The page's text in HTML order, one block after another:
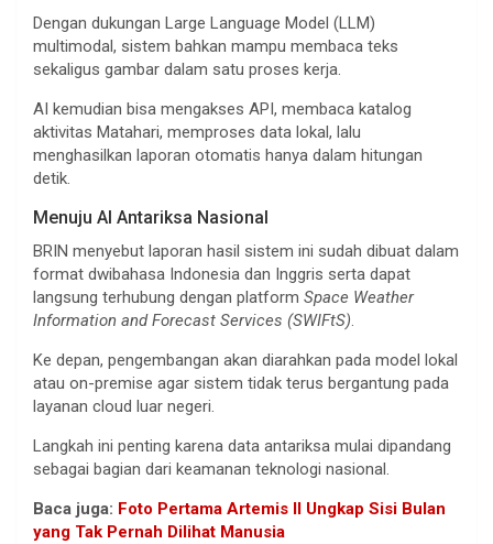
Dengan dukungan Large Language Model (LLM)
multimodal, sistem bahkan mampu membaca teks
sekaligus gambar dalam satu proses kerja.
AI kemudian bisa mengakses API, membaca katalog
aktivitas Matahari, memproses data lokal, lalu
menghasilkan laporan otomatis hanya dalam hitungan
detik.
Menuju AI Antariksa Nasional
BRIN menyebut laporan hasil sistem ini sudah dibuat dalam
format dwibahasa Indonesia dan Inggris serta dapat
langsung terhubung dengan platform Space Weather
Information and Forecast Services (SWIFtS).
Ke depan, pengembangan akan diarahkan pada model lokal
atau on-premise agar sistem tidak terus bergantung pada
layanan cloud luar negeri.
Langkah ini penting karena data antariksa mulai dipandang
sebagai bagian dari keamanan teknologi nasional.
Baca juga: Foto Pertama Artemis II Ungkap Sisi Bulan
yang Tak Pernah Dilihat Manusia